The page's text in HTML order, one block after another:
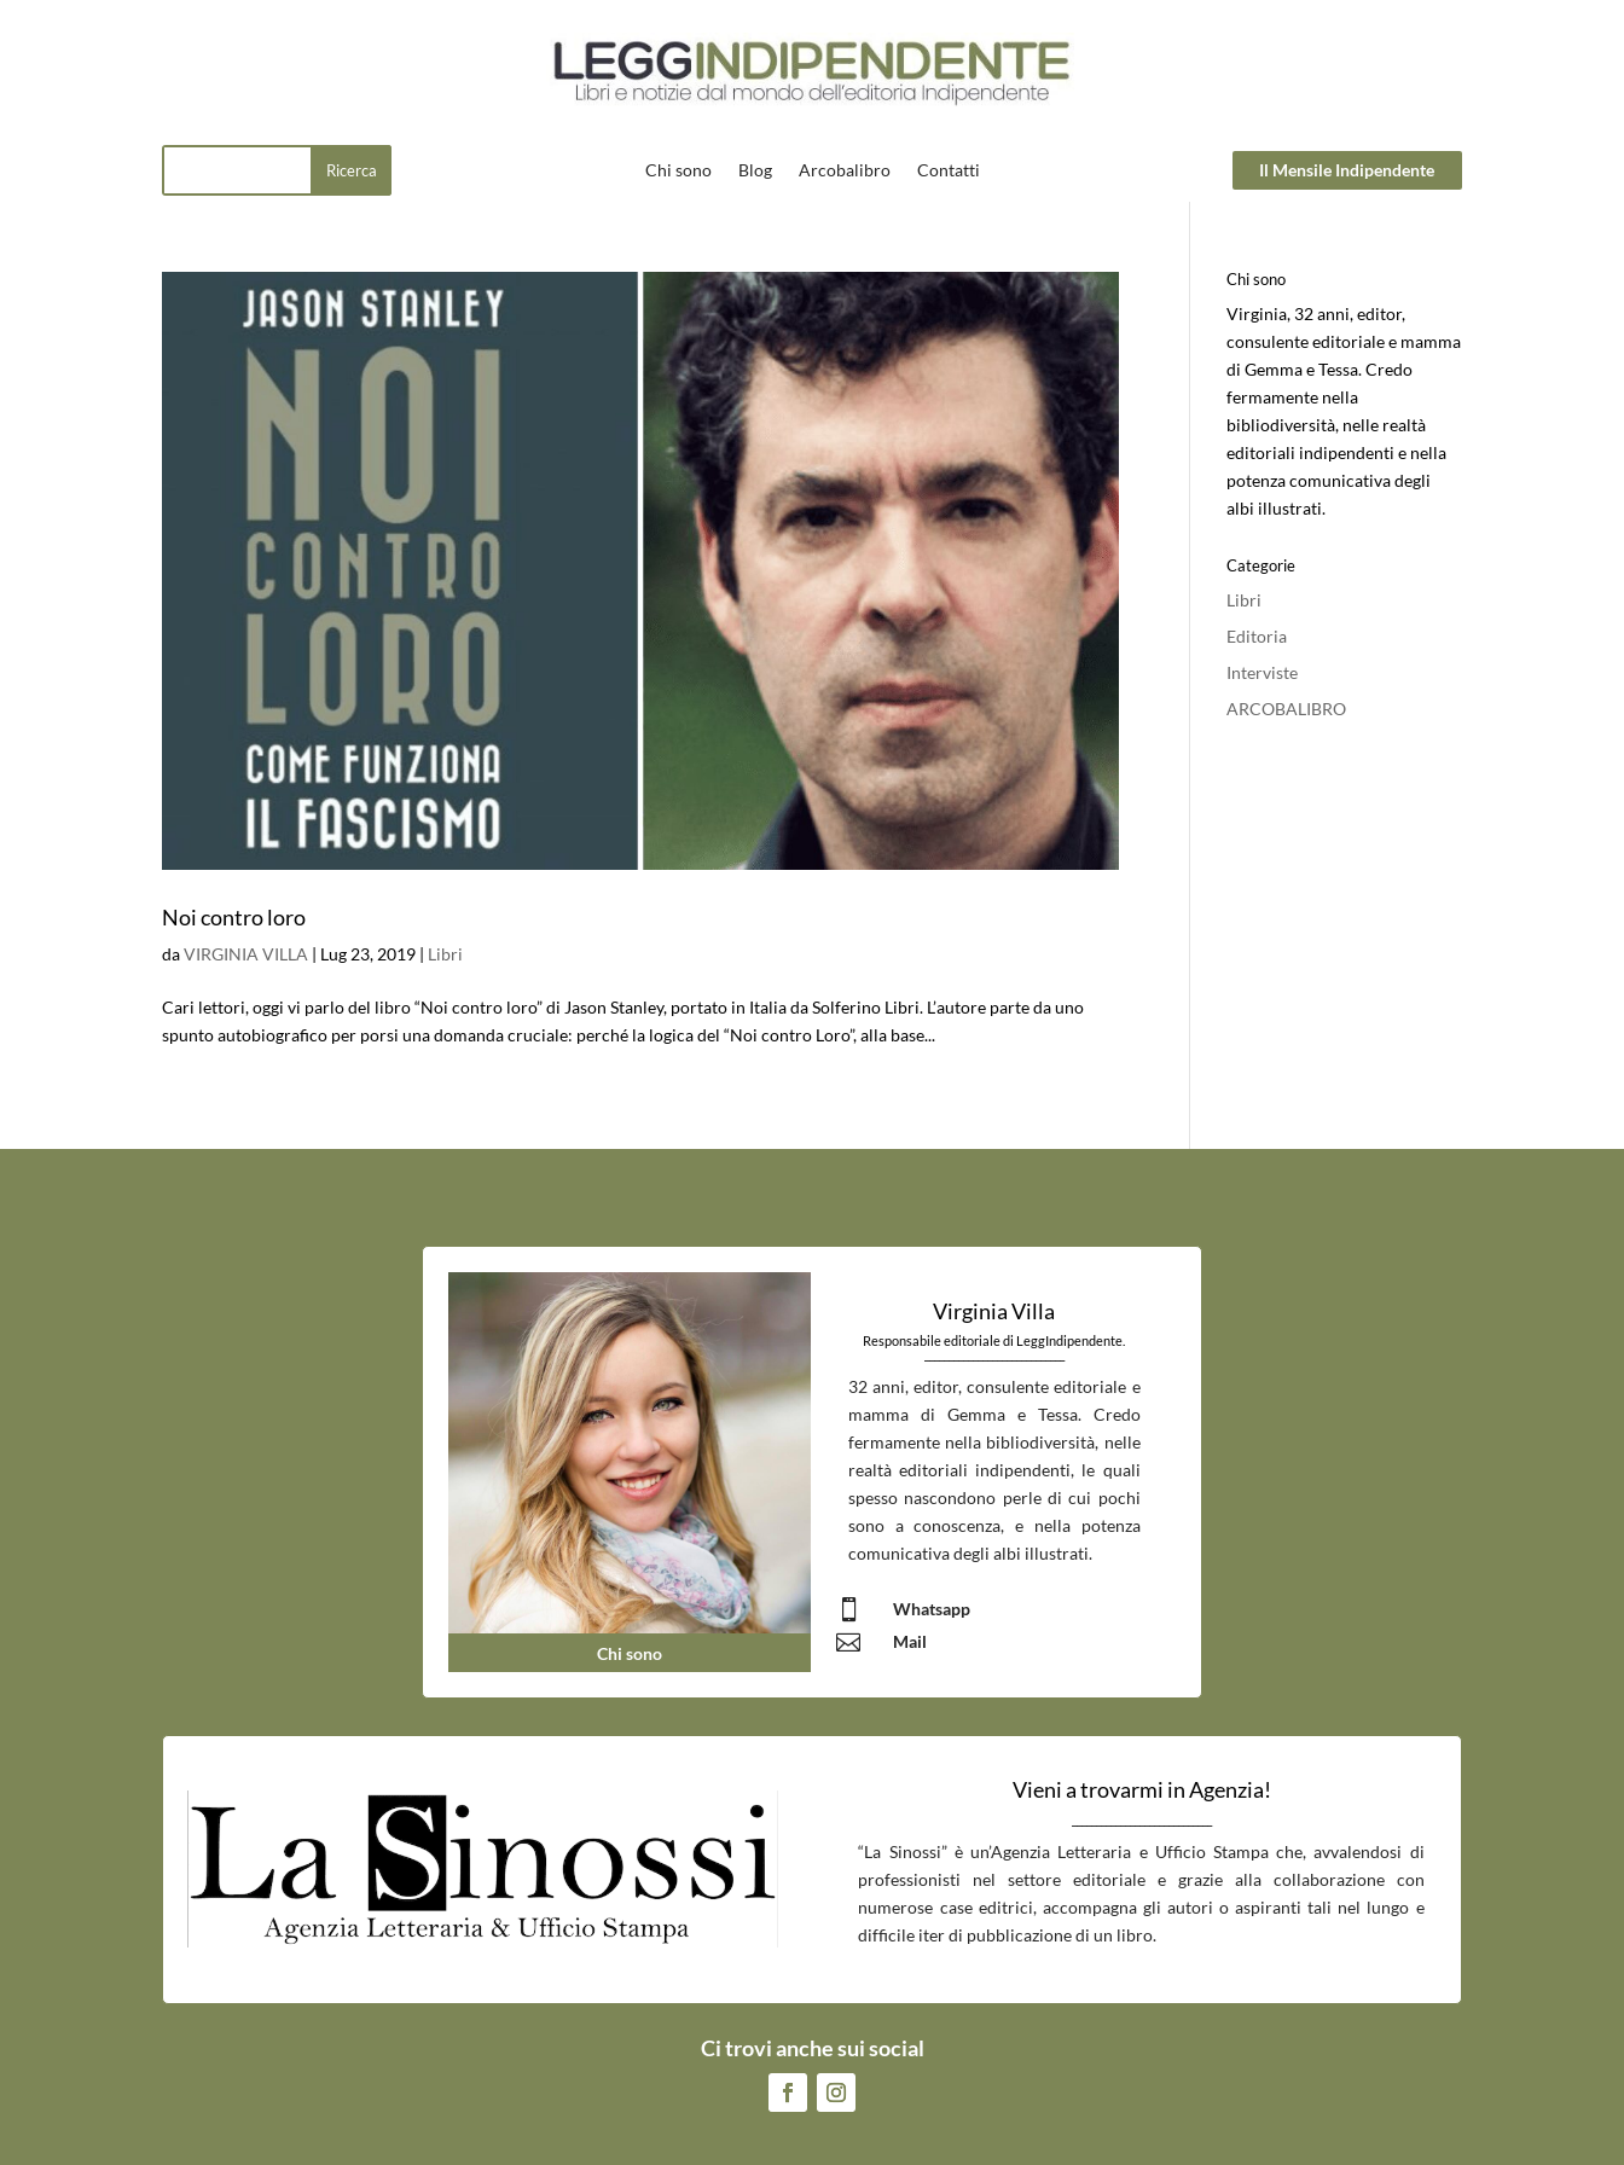
Chi sono Blog Arcobalibro Contatti Il Mensile Indipendente
Noi contro loro
daVIRGINIA VILLA | Lug 23, 2019 | Libri
Cari lettori, oggi vi parlo del libro “Noi contro loro” di Jason Stanley, portato in Italia da Solferino Libri. L’autore parte da uno
spunto autobiografico per porsi una domanda cruciale: perché la logica del “Noi contro Loro”, alla base...
Chi sono
Virginia, 32 anni, editor,
consulente editoriale e mamma
di Gemma e Tessa. Credo
fermamente nella
bibliodiversità, nelle realtà
editoriali indipendenti e nella
potenza comunicativa degli
albi illustrati.
Categorie
Libri
Editoria
Interviste
ARCOBALIBRO
Chi sono
Virginia Villa
Responsabile editoriale di LeggIndipendente.
_____________________________
32 anni, editor, consulente editoriale e
mamma di Gemma e Tessa. Credo
fermamente nella bibliodiversità, nelle
realtà editoriali indipendenti, le quali
spesso nascondono perle di cui pochi
sono a conoscenza, e nella potenza
comunicativa degli albi illustrati.
 Whatsapp
 Mail
Vieni a trovarmi in Agenzia!
“La Sinossi” è un’Agenzia Letteraria e Ufficio Stampa che, avvalendosi di
professionisti nel settore editoriale e grazie alla collaborazione con
numerose case editrici, accompagna gli autori o aspiranti tali nel lungo e
difficile iter di pubblicazione di un libro.
Ci trovi anche sui social